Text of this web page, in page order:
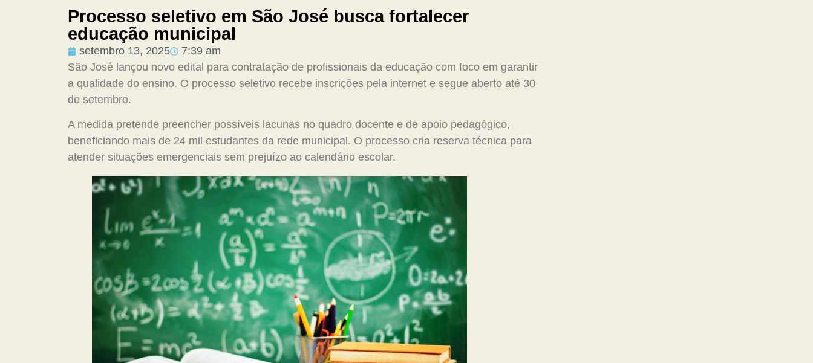
Processo seletivo em São José busca fortalecer
educação municipal
setembro 13, 2025
7:39 am
São José lançou novo edital para contratação de profissionais da educação com foco em garantir
a qualidade do ensino. O processo seletivo recebe inscrições pela internet e segue aberto até 30
de setembro.
A medida pretende preencher possíveis lacunas no quadro docente e de apoio pedagógico,
beneficiando mais de 24 mil estudantes da rede municipal. O processo cria reserva técnica para
atender situações emergenciais sem prejuízo ao calendário escolar.